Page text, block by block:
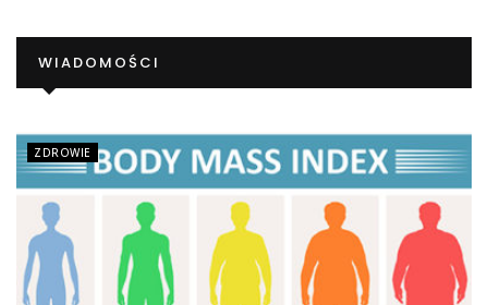
WIADOMOŚCI
ZDROWIE